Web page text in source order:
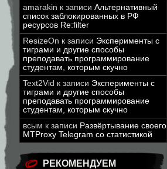
amarakin к записи Альтернативный
список заблокированных в РФ
ресурсов Re:filter
ResizeOn к записи Эксперименты с
тиграми и другие способы
преподавать программирование
студентам, которым скучно
Text2Vid к записи Эксперименты с
тиграми и другие способы
преподавать программирование
студентам, которым скучно
всым к записи Развёртывание своего
MTProxy Telegram со статистикой
РЕКОМЕНДУЕМ